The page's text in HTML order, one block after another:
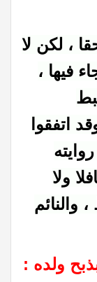
، لكن لا
فيها ،
اتفقوا
ولا
والنائم
ولده :